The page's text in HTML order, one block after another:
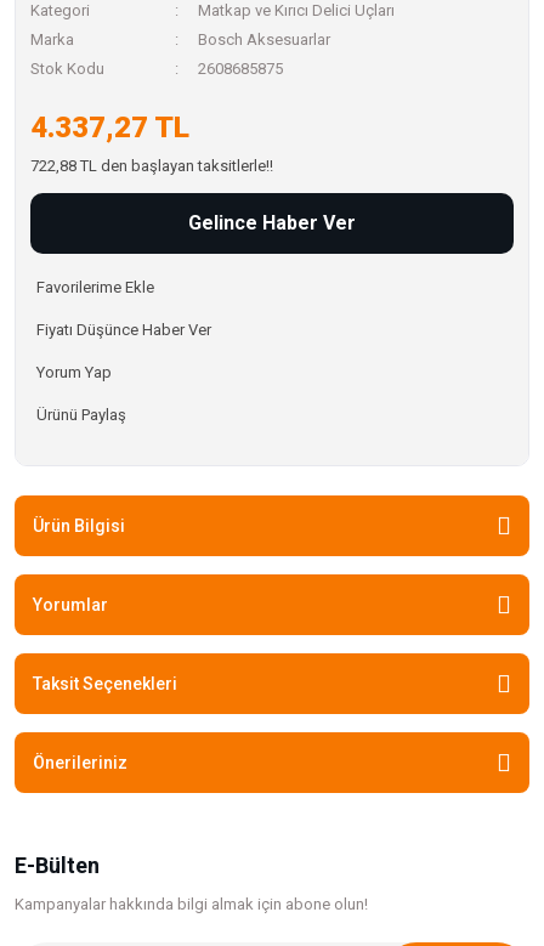
Kategori
Matkap ve Kırıcı Delici Uçları
Marka
Bosch Aksesuarlar
Stok Kodu
2608685875
4.337,27 TL
722,88 TL den başlayan taksitlerle!!
Gelince Haber Ver
Fiyatı Düşünce Haber Ver
Yorum Yap
Ürünü Paylaş
Ürün Bilgisi
Yorumlar
Taksit Seçenekleri
Önerileriniz
E-Bülten
Kampanyalar hakkında bilgi almak için abone olun!